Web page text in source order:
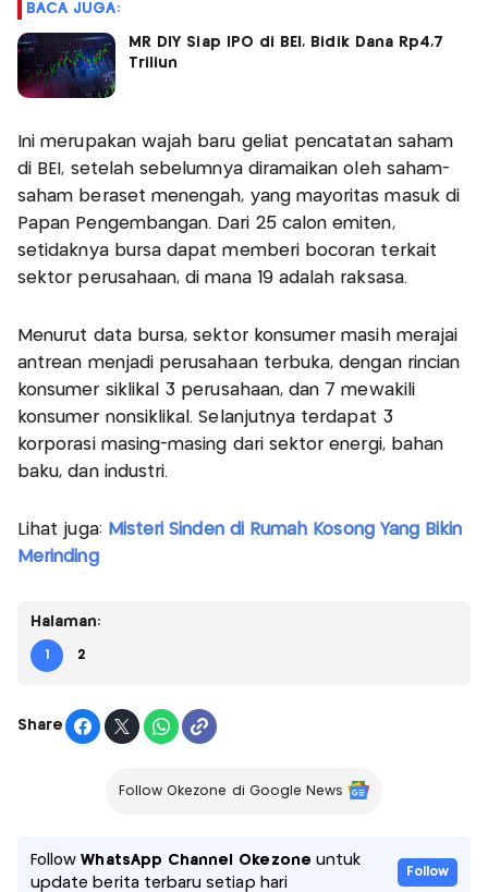
BACA JUGA:
MR DIY Siap IPO di BEI, Bidik Dana Rp4,7
Triliun
Ini merupakan wajah baru geliat pencatatan saham
di BEI, setelah sebelumnya diramaikan oleh saham-
saham beraset menengah, yang mayoritas masuk di
Papan Pengembangan. Dari 25 calon emiten,
setidaknya bursa dapat memberi bocoran terkait
sektor perusahaan, di mana 19 adalah raksasa.
Menurut data bursa, sektor konsumer masih merajai
antrean menjadi perusahaan terbuka, dengan rincian
konsumer siklikal 3 perusahaan, dan 7 mewakili
konsumer nonsiklikal. Selanjutnya terdapat 3
korporasi masing-masing dari sektor energi, bahan
baku, dan industri.
Lihat juga: Misteri Sinden di Rumah Kosong Yang Bikin
Merinding
Halaman:
1 2
Share
Follow Okezone di Google News
FollowWhatsApp Channel Okezone untuk
update berita terbaru setiap hari
Follow